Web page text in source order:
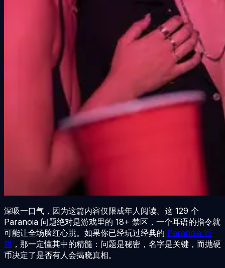
深吸一口气，因为这篇内容仅限成年人阅读。这 129 个
Paranoia 问题绝对是游戏里的 18+ 禁区，一个耳语的指令就
可能让全场脸红心跳。如果你已经玩过经典的 Paranoia 游
戏 ，那一定懂其中的精髓：问题是秘密，名字是关键，而抛硬
币决定了是否有人会揭晓真相。